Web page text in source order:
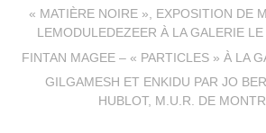
« MATIÈRE NOIRE », EXPOSITION DE
LEMODULEDEZEER À LA GALERIE
FINTAN MAGEE – « PARTICLES » À LA
GILGAMESH ET ENKIDU PAR JO
HUBLOT, M.U.R. DE